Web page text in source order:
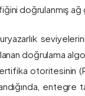
doğrulanmış
doğrulama
otoritesinin
entegre